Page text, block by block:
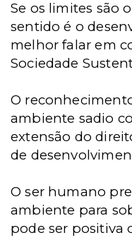
Se os limites são
sentido é o
melhor falar em
Sociedade
O
ambiente sadio
extensão do
de
O ser humano
ambiente para
pode ser positiva